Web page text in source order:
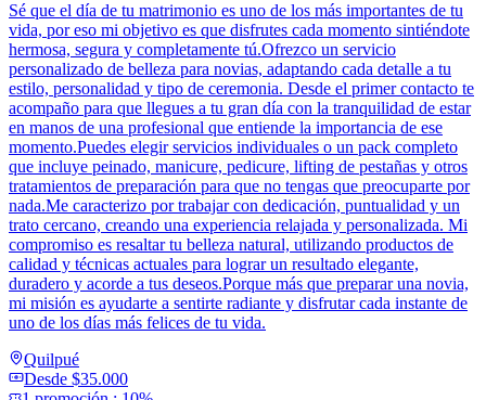
Sé que el día de tu matrimonio es uno de los más importantes de tu
vida, por eso mi objetivo es que disfrutes cada momento sintiéndote
hermosa, segura y completamente tú.Ofrezco un servicio
personalizado de belleza para novias, adaptando cada detalle a tu
estilo, personalidad y tipo de ceremonia. Desde el primer contacto te
acompaño para que llegues a tu gran día con la tranquilidad de estar
en manos de una profesional que entiende la importancia de ese
momento.Puedes elegir servicios individuales o un pack completo
que incluye peinado, manicure, pedicure, lifting de pestañas y otros
tratamientos de preparación para que no tengas que preocuparte por
nada.Me caracterizo por trabajar con dedicación, puntualidad y un
trato cercano, creando una experiencia relajada y personalizada. Mi
compromiso es resaltar tu belleza natural, utilizando productos de
calidad y técnicas actuales para lograr un resultado elegante,
duradero y acorde a tus deseos.Porque más que preparar una novia,
mi misión es ayudarte a sentirte radiante y disfrutar cada instante de
uno de los días más felices de tu vida.
Quilpué
Desde $35.000